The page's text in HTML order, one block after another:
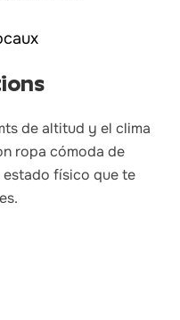
de altitud y el clima
ropa cómoda de
físico que te